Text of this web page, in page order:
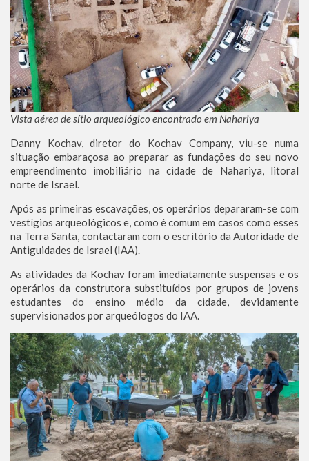
Vista aérea de sítio arqueológico encontrado em Nahariya
Danny Kochav, diretor do Kochav Company, viu-se numa
situação embaraçosa ao preparar as fundações do seu novo
empreendimento imobiliário na cidade de Nahariya, litoral
norte de Israel.
Após as primeiras escavações, os operários depararam-se com
vestígios arqueológicos e, como é comum em casos como esses
na Terra Santa, contactaram com o escritório da Autoridade de
Antiguidades de Israel (IAA).
As atividades da Kochav foram imediatamente suspensas e os
operários da construtora substituídos por grupos de jovens
estudantes do ensino médio da cidade, devidamente
supervisionados por arqueólogos do IAA.